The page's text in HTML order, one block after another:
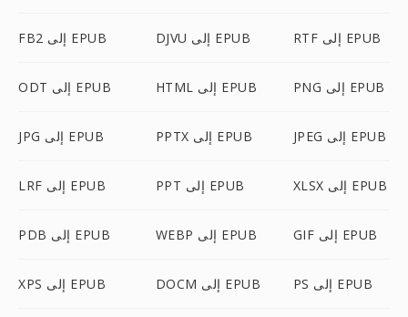
FB2 إلى EPUB DJVU إلى EPUB RTF إلى EPUB
ODT إلى EPUB HTML إلى EPUB PNG إلى EPUB
JPG إلى EPUB PPTX إلى EPUB JPEG إلى EPUB
LRF إلى EPUB PPT إلى EPUB XLSX إلى EPUB
PDB إلى EPUB WEBP إلى EPUB GIF إلى EPUB
XPS إلى EPUB DOCM إلى EPUB PS إلى EPUB